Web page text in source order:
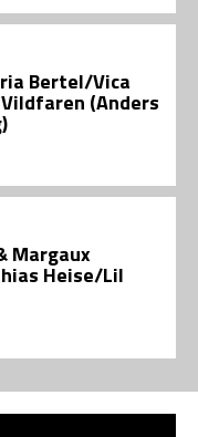
Bertel/Vica
(Anders
Margaux
Heise/Lil